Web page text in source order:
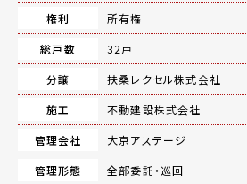
権利
所有権
総戸数
32戸
分譲
扶桑レクセル株式会社
施工
不動建設株式会社
管理会社
大京アステージ
管理形態
全部委託・巡回